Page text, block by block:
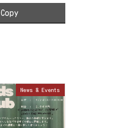
Copy
News & Events